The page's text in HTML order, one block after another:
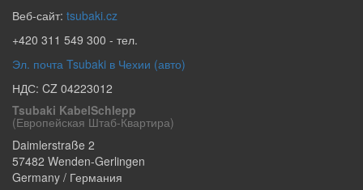
Веб-сайт: tsubaki.cz
+420 311 549 300 - тел.
Эл. почта Tsubaki в Чехии (авто)
НДС: CZ 04223012
Tsubaki KabelSchlepp
(европейская Штаб-Квартира)
Daimlerstraße 2
57482 Wenden-Gerlingen
Germany / Германия